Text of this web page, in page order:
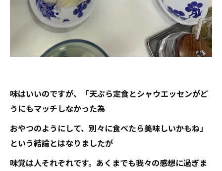
味はいいのですが、「天ぷら定食とシャウエッセンがど
うにもマッチしなかった為
おやつのようにして、別々に食べたら美味しいかもね」
という結論とはなりましたが
味覚は人それぞれです。あくまでも我々の感想に過ぎま